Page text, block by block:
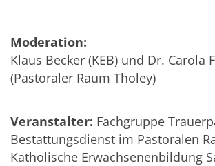
Moderation:
Klaus Becker (KEB) und Dr. Carola
(Pastoraler Raum Tholey)
Veranstalter: Fachgruppe
Bestattungsdienst im Pastoralen
Katholische Erwachsenenbildung